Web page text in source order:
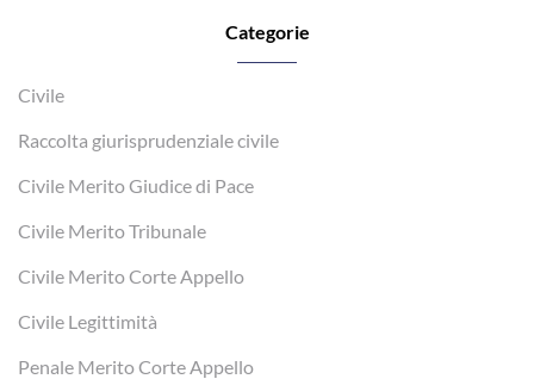
Categorie
Civile
Raccolta giurisprudenziale civile
Civile Merito Giudice di Pace
Civile Merito Tribunale
Civile Merito Corte Appello
Civile Legittimità
Penale Merito Corte Appello